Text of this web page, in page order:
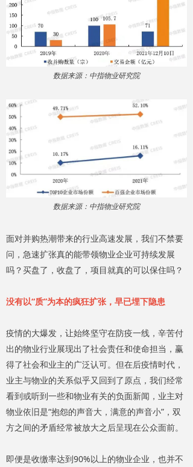
数据来源：中指物业研究院
数据来源：中指物业研究院
面对并购热潮带来的行业高速发展，我们不禁要
问，急速扩张真的能带领物业企业可持续发展
吗？买盘了，收盘了，项目就真的可以保住吗？
没有以“质”为本的疯狂扩张，早已埋下隐患
疫情的大爆发，让始终坚守在防疫一线，辛苦付
出的物业行业展现出了社会责任和使命担当，赢
得了社会和业主的广泛认可。但在后疫情时代，
业主与物业的关系似乎又回到了原点，我们经常
看到或听到一些和物业有关的负面新闻，业主对
物业依旧是“抱怨的声音大，满意的声音小”，双
方之间的矛盾经常被放大之后呈现在公众面前。
即便是收缴率达到90%以上的物业企业，也并不